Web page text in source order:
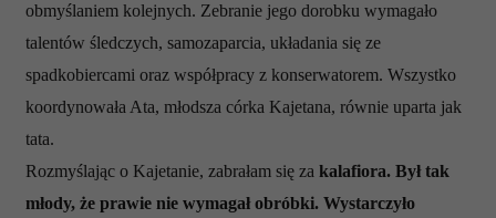
obmyślaniem kolejnych. Zebranie jego dorobku wymagało
talentów śledczych, samozaparcia, układania się ze
spadkobiercami oraz współpracy z konserwatorem. Wszystko
koordynowała Ata, młodsza córka Kajetana, równie uparta jak
tata.
Rozmyślając o Kajetanie, zabrałam się za kalafiora. Był tak
młody, że prawie nie wymagał obróbki. Wystarczyło